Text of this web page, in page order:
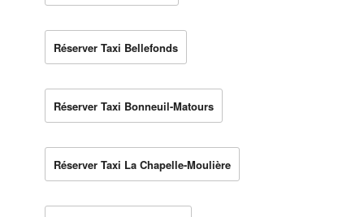
Réserver Taxi Bellefonds
Réserver Taxi Bonneuil-Matours
Réserver Taxi La Chapelle-Moulière